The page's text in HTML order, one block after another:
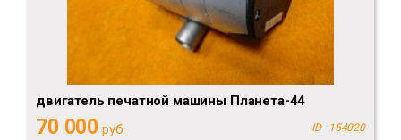
двигатель печатной машины Планета-44
70 000 руб. ID - 154020